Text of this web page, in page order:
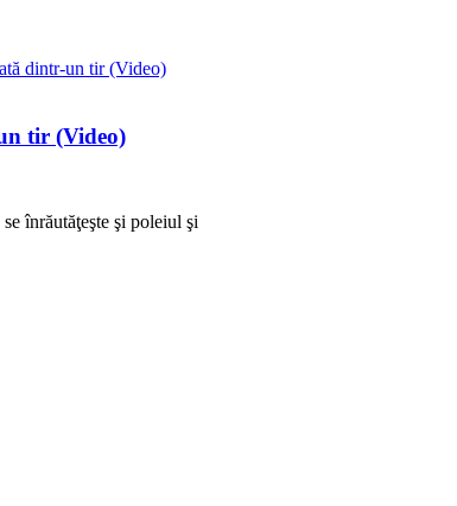
tir (Video)
înrăutăţeşte şi poleiul şi